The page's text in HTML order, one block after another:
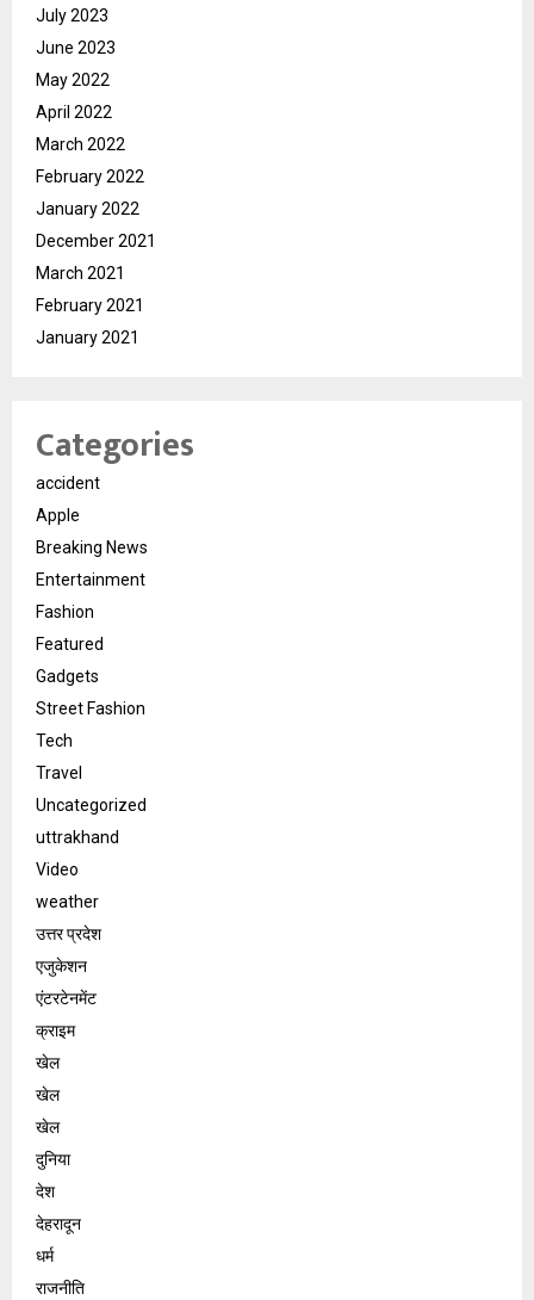
July 2023
June 2023
May 2022
April 2022
March 2022
February 2022
January 2022
December 2021
March 2021
February 2021
January 2021
Categories
accident
Apple
Breaking News
Entertainment
Fashion
Featured
Gadgets
Street Fashion
Tech
Travel
Uncategorized
uttrakhand
Video
weather
उत्तर प्रदेश
एजुकेशन
एंटरटेनमेंट
क्राइम
खेल
खेल
खेल
दुनिया
देश
देहरादून
धर्म
राजनीति